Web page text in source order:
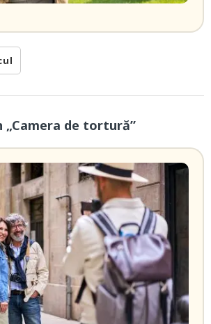
„Camera de tortură”